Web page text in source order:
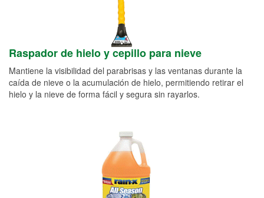
Raspador de hielo y cepillo para nieve
Mantiene la visibilidad del parabrisas y las ventanas durante la
caída de nieve o la acumulación de hielo, permitiendo retirar el
hielo y la nieve de forma fácil y segura sin rayarlos.